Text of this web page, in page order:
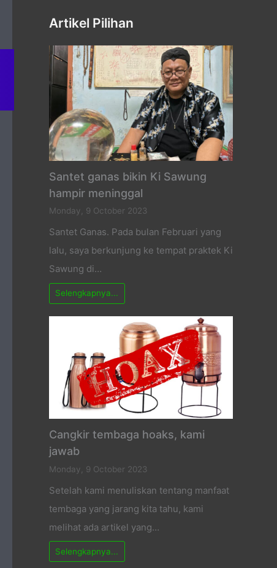
Artikel Pilihan
Santet ganas bikin Ki Sawung
hampir meninggal
Monday, 9 October 2023
Santet Ganas. Pada bulan Februari yang
lalu, saya berkunjung ke tempat praktek Ki
Sawung di…
Selengkapnya...
Cangkir tembaga hoaks, kami
jawab
Monday, 9 October 2023
Setelah kami menuliskan tentang manfaat
tembaga yang jarang kita tahu, kami
melihat ada artikel yang…
Selengkapnya...